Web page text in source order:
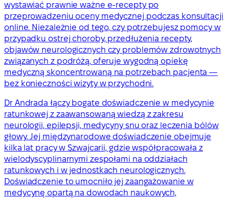
wystawiać prawnie ważne e-recepty po
przeprowadzeniu oceny medycznej podczas konsultacji
online. Niezależnie od tego, czy potrzebujesz pomocy w
przypadku ostrej choroby, przedłużenia recepty,
objawów neurologicznych czy problemów zdrowotnych
związanych z podróżą, oferuje wygodną opiekę
medyczną skoncentrowaną na potrzebach pacjenta —
bez konieczności wizyty w przychodni.
Dr Andrada łączy bogate doświadczenie w medycynie
ratunkowej z zaawansowaną wiedzą z zakresu
neurologii, epilepsji, medycyny snu oraz leczenia bólów
głowy. Jej międzynarodowe doświadczenie obejmuje
kilka lat pracy w Szwajcarii, gdzie współpracowała z
wielodyscyplinarnymi zespołami na oddziałach
ratunkowych i w jednostkach neurologicznych.
Doświadczenie to umocniło jej zaangażowanie w
medycynę opartą na dowodach naukowych,